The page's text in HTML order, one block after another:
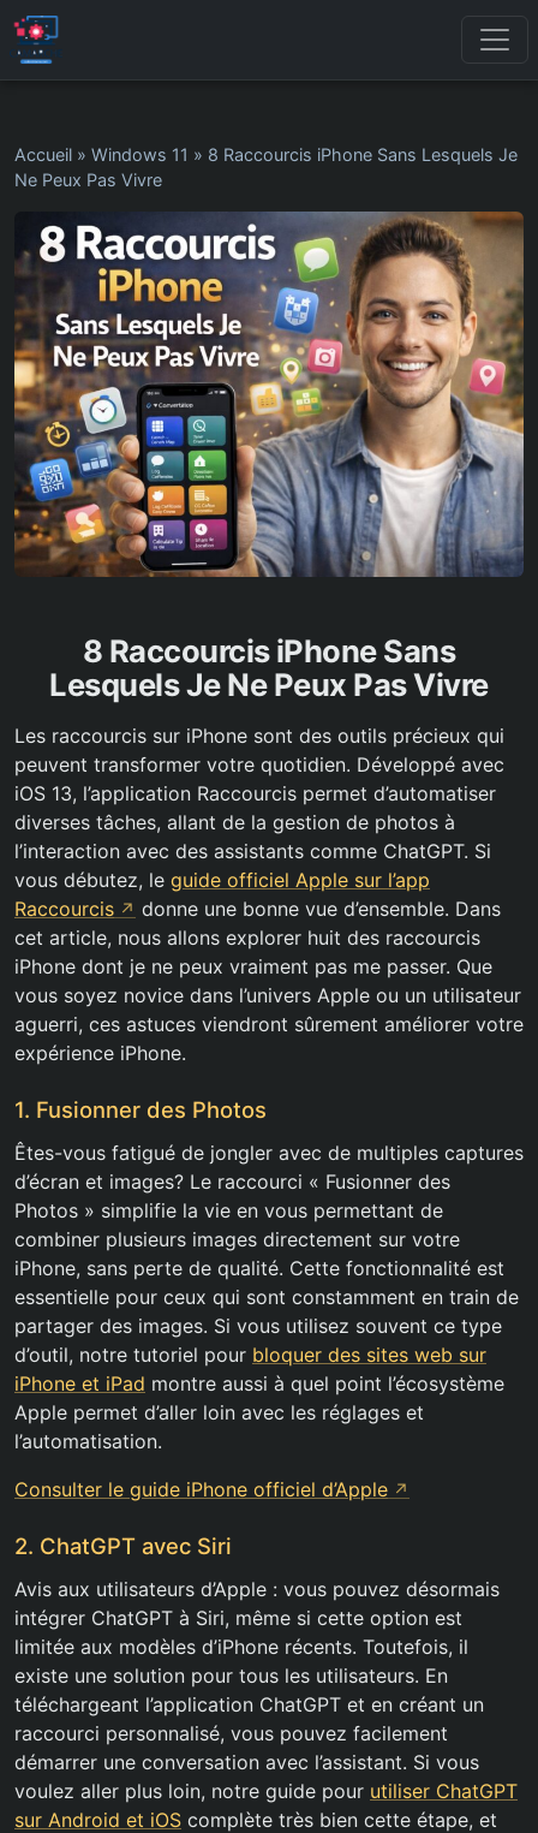
Accueil » Windows 11 » 8 Raccourcis iPhone Sans Lesquels Je
Ne Peux Pas Vivre
8 Raccourcis iPhone Sans
Lesquels Je Ne Peux Pas Vivre
Les raccourcis sur iPhone sont des outils précieux qui
peuvent transformer votre quotidien. Développé avec
iOS 13, l’application Raccourcis permet d’automatiser
diverses tâches, allant de la gestion de photos à
l’interaction avec des assistants comme ChatGPT. Si
vous débutez, le guide officiel Apple sur l’app
Raccourcis
donne une bonne vue d’ensemble. Dans
cet article, nous allons explorer huit des raccourcis
iPhone dont je ne peux vraiment pas me passer. Que
vous soyez novice dans l’univers Apple ou un utilisateur
aguerri, ces astuces viendront sûrement améliorer votre
expérience iPhone.
1. Fusionner des Photos
Êtes-vous fatigué de jongler avec de multiples captures
d’écran et images? Le raccourci « Fusionner des
Photos » simplifie la vie en vous permettant de
combiner plusieurs images directement sur votre
iPhone, sans perte de qualité. Cette fonctionnalité est
essentielle pour ceux qui sont constamment en train de
partager des images. Si vous utilisez souvent ce type
d’outil, notre tutoriel pour bloquer des sites web sur
iPhone et iPad montre aussi à quel point l’écosystème
Apple permet d’aller loin avec les réglages et
l’automatisation.
Consulter le guide iPhone officiel d’Apple
2. ChatGPT avec Siri
Avis aux utilisateurs d’Apple : vous pouvez désormais
intégrer ChatGPT à Siri, même si cette option est
limitée aux modèles d’iPhone récents. Toutefois, il
existe une solution pour tous les utilisateurs. En
téléchargeant l’application ChatGPT et en créant un
raccourci personnalisé, vous pouvez facilement
démarrer une conversation avec l’assistant. Si vous
voulez aller plus loin, notre guide pour utiliser ChatGPT
sur Android et iOS complète très bien cette étape, et